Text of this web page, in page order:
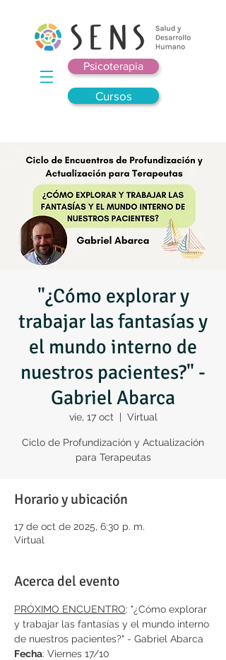
Psicoterapia
Cursos
"¿Cómo explorar y
trabajar las fantasías y
el mundo interno de
nuestros pacientes?" -
Gabriel Abarca
vie, 17 oct
  |
Virtual
Ciclo de Profundización y Actualización
para Terapeutas
Horario y ubicación
17 de oct de 2025, 6:30 p. m.
Virtual
Acerca del evento
PRÓXIMO ENCUENTRO: "¿Cómo explorar
y trabajar las fantasías y el mundo interno
de nuestros pacientes?" - Gabriel Abarca
Fecha: Viernes 17/10